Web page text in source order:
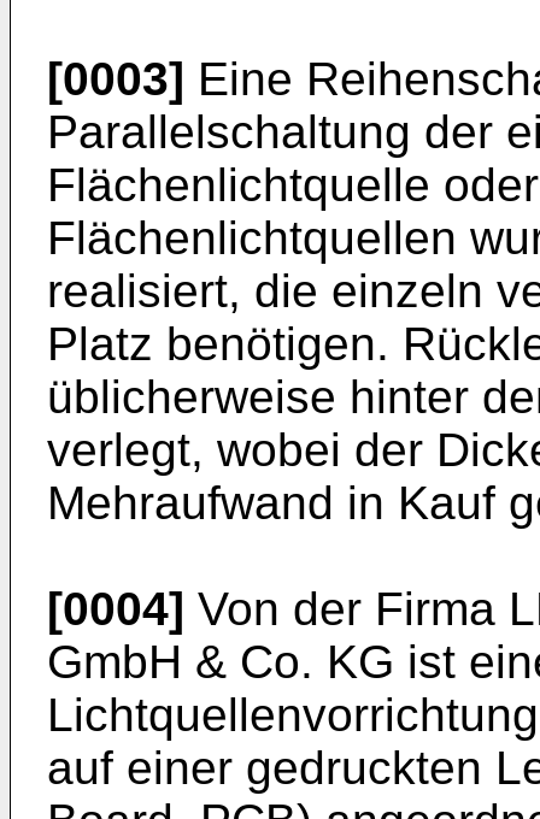
[0003] Eine
Parallelschaltung der
Flächenlichtquelle
Flächenlichtquellen
realisiert, die einzeln
Platz benötigen.
üblicherweise hinter
verlegt, wobei der
Mehraufwand in Kauf
[0004] Von der Firma
GmbH & Co. KG ist
auf einer gedruckten